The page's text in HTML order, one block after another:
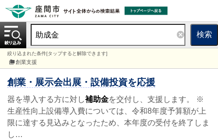
検索
絞り込まれた条件[タップすると解除できます]
創業支援
創業・展示会出展・設備投資を応援
器を導入する方に対し補助金を交付し、支援します。 ※
生産性向上設備導入費については、令和8年度予算額が上
限に達する見込みとなったため、本年度の受付を終了しま
し…